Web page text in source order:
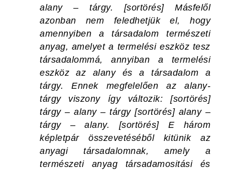
alany – tárgy. [sortörés] Másfelől
azonban nem feledhetjük el, hogy
amennyiben a társadalom természeti
anyag, amelyet a termelési eszköz tesz
társadalommá, annyiban a termelési
eszköz az alany és a társadalom a
tárgy. Ennek megfelelően az alany-
tárgy viszony így változik: [sortörés]
tárgy – alany – tárgy [sortörés] alany –
tárgy – alany. [sortörés] E három
képletpár összevetéséből kitünik az
anyagi társadalomnak, amely a
természeti anyag társadamositási és